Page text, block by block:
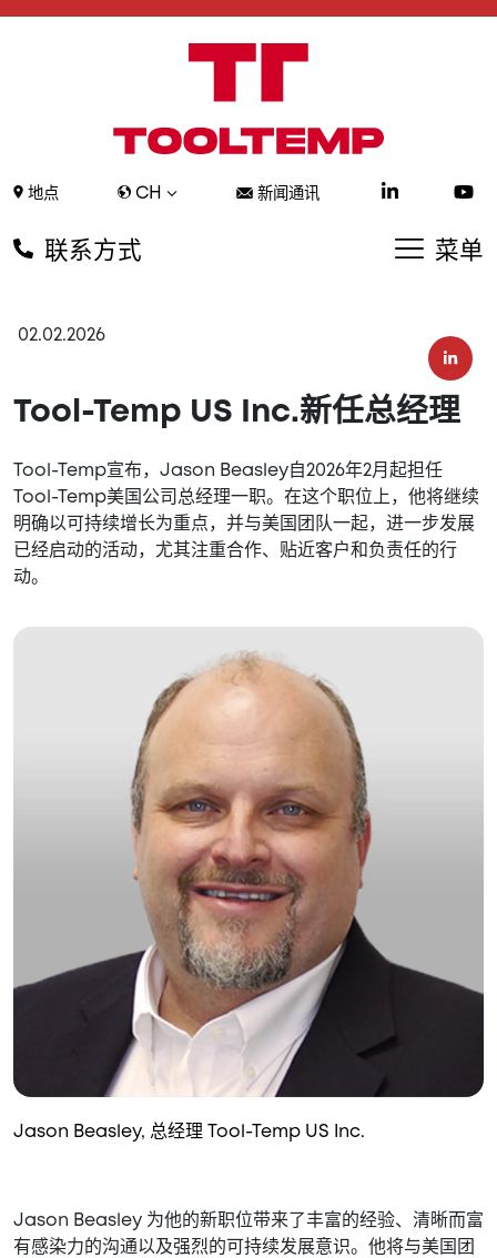
地点 CH 新闻通讯
联系方式 菜单
02.02.2026
Tool-Temp US Inc.新任总经理
Tool-Temp宣布，Jason Beasley自2026年2月起担任
Tool-Temp美国公司总经理一职。在这个职位上，他将继续
明确以可持续增长为重点，并与美国团队一起，进一步发展
已经启动的活动，尤其注重合作、贴近客户和负责任的行
动。
Jason Beasley 为他的新职位带来了丰富的经验、清晰而富
有感染力的沟通以及强烈的可持续发展意识。他将与美国团
Jason Beasley, 总经理 Tool-Temp US Inc.